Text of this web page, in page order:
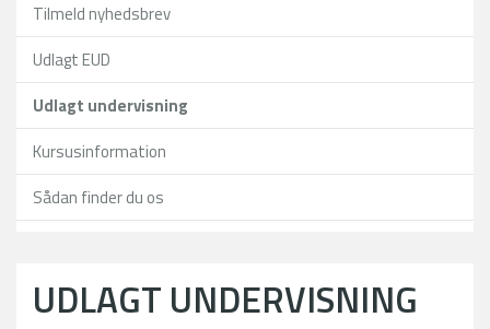
Tilmeld nyhedsbrev
Udlagt EUD
Udlagt undervisning
Kursusinformation
Sådan finder du os
UDLAGT UNDERVISNING